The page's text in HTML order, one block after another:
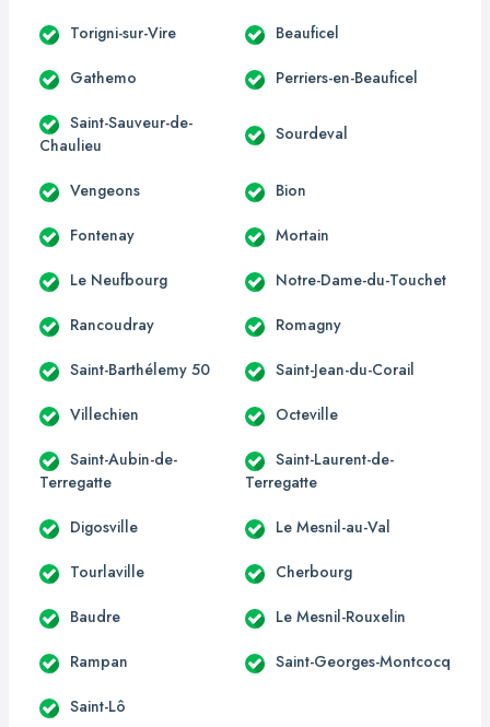
Torigni-sur-Vire Beauficel
Gathemo Perriers-en-Beauficel
Saint-Sauveur-de-
Chaulieu
Sourdeval
Vengeons Bion
Fontenay Mortain
Le Neufbourg Notre-Dame-du-Touchet
Rancoudray Romagny
Saint-Barthélemy 50 Saint-Jean-du-Corail
Villechien Octeville
Saint-Aubin-de-
Terregatte
Saint-Laurent-de-
Terregatte
Digosville Le Mesnil-au-Val
Tourlaville Cherbourg
Baudre Le Mesnil-Rouxelin
Rampan Saint-Georges-Montcocq
Saint-Lô